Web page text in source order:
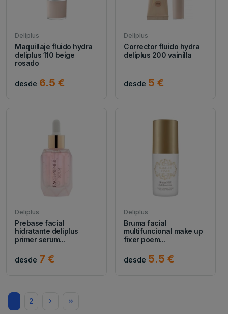
Deliplus
Maquillaje fluido hydra
deliplus 110 beige
rosado
desde 6.5 €
Deliplus
Corrector fluido hydra
deliplus 200 vainilla
desde 5 €
Deliplus
Prebase facial
hidratante deliplus
primer serum...
desde 7 €
Deliplus
Bruma facial
multifuncional make up
fixer poem...
desde 5.5 €
2